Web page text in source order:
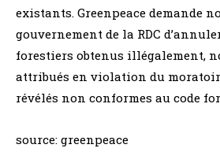
existants. Greenpeace demande
gouvernement de la RDC
forestiers obtenus illégalement,
attribués en violation du
révélés non conformes au code
source: greenpeace